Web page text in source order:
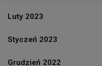
Luty 2023
Styczeń 2023
Grudzień 2022